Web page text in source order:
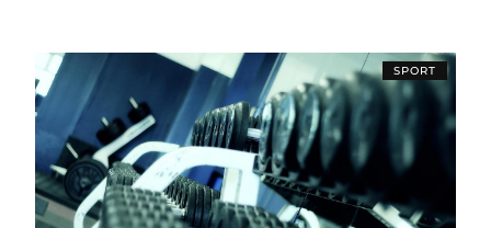
SPORT